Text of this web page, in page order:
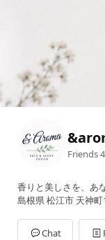
Friends
香りと美しさを、あ
島根県 松江市 天神
Chat